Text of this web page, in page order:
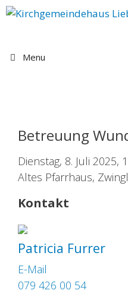
Springe
Menu
Betreuung
Dienstag, 8. Juli 2025,
Altes Pfarrhaus,
Kontakt
Patricia Furrer
E-Mail
079 426 00 54